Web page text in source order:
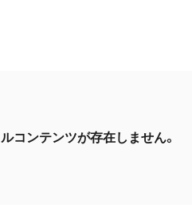
コンテンツが存在しません。